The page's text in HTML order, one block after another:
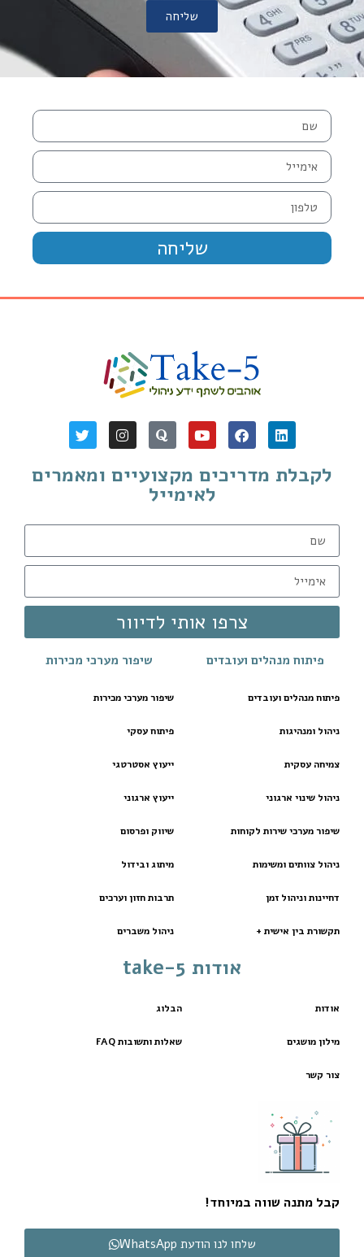
שליחה
שליחה
אודות take-5
אודות הבלוג
מילון מושגים שאלות ותשובות FAQ
צור קשר
קבל מתנה שווה במיוחד!
שלחו לנו הודעת WhatsApp
שיפור מערכי מכירות
שיפור מערכי מכירות
פיתוח עסקי
ייעוץ אסטרטגי
ייעוץ ארגוני
שיווק ופרסום
מיתוג ובידול
תרבות חזון וערכים
ניהול משברים
פיתוח מנהלים ועובדים
פיתוח מנהלים ועובדים
ניהול ומנהיגות
צמיחה עסקית
ניהול שינוי ארגוני
שיפור מערכי שירות לקוחות
ניהול צוותים ומשימות
דחיינות וניהול זמן
תקשורת בין אישית +
לקבלת מדריכים מקצועיים ומאמרים
לאימייל
צרפו אותי לדיוור